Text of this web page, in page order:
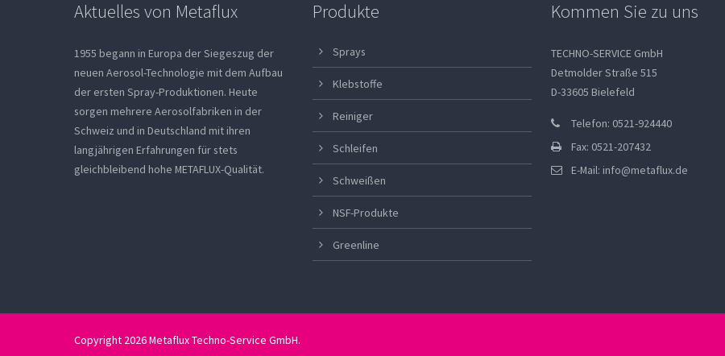
Aktuelles von Metaflux
1955 begann in Europa der Siegeszug der
neuen Aerosol-Technologie mit dem Aufbau
der ersten Spray-Produktionen. Heute
sorgen mehrere Aerosolfabriken in der
Schweiz und in Deutschland mit ihren
langjährigen Erfahrungen für stets
gleichbleibend hohe METAFLUX-Qualität.
Produkte
Sprays
Klebstoffe
Reiniger
Schleifen
Schweißen
NSF-Produkte
Greenline
Kommen Sie zu uns
TECHNO-SERVICE GmbH
Detmolder Straße 515
D-33605 Bielefeld
Telefon: 0521-924440
Fax: 0521-207432
E-Mail:info@metaflux.de
Copyright 2026 Metaflux Techno-Service GmbH.